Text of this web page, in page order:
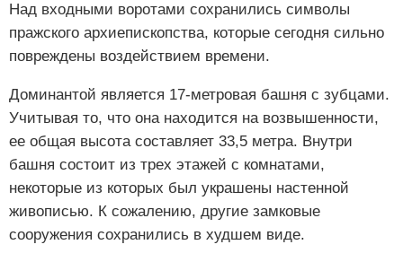
Над входными воротами сохранились символы
пражского архиепископства, которые сегодня сильно
повреждены воздействием времени.
Доминантой является 17-метровая башня с зубцами.
Учитывая то, что она находится на возвышенности,
ее общая высота составляет 33,5 метра. Внутри
башня состоит из трех этажей с комнатами,
некоторые из которых был украшены настенной
живописью. К сожалению, другие замковые
сооружения сохранились в худшем виде.